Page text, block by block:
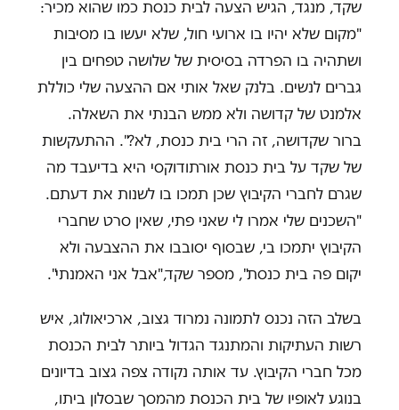
שקד, מנגד, הגיש הצעה לבית כנסת כמו שהוא מכיר:
"מקום שלא יהיו בו ארועי חול, שלא יעשו בו מסיבות
ושתהיה בו הפרדה בסיסית של שלושה טפחים בין
גברים לנשים. בלנק שאל אותי אם ההצעה שלי כוללת
אלמנט של קדושה ולא ממש הבנתי את השאלה.
ברור שקדושה, זה הרי בית כנסת, לא?". ההתעקשות
של שקד על בית כנסת אורתודוקסי היא בדיעבד מה
שגרם לחברי הקיבוץ שכן תמכו בו לשנות את דעתם.
"השכנים שלי אמרו לי שאני פתי, שאין סרט שחברי
הקיבוץ יתמכו בי, שבסוף יסובבו את ההצבעה ולא
יקום פה בית כנסת", מספר שקד,"אבל אני האמנתי".
בשלב הזה נכנס לתמונה נמרוד גצוב, ארכיאולוג, איש
רשות העתיקות והמתנגד הגדול ביותר לבית הכנסת
מכל חברי הקיבוץ. עד אותה נקודה צפה גצוב בדיונים
בנוגע לאופיו של בית הכנסת מהמסך שבסלון ביתו,